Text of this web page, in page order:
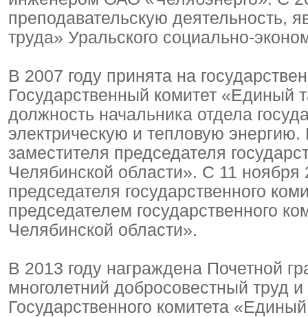
преподавательскую деятельность,
труда» Уральского социально-
В 2007 году принята на
Государственный комитет «Единый
должность начальника отдела
электрическую и тепловую
заместителя председателя
Челябинской области». С 11
председателя государственного
председателем государственного
Челябинской области».
В 2013 году награждена Почетной
многолетний добросовестный труд
Государственного комитета